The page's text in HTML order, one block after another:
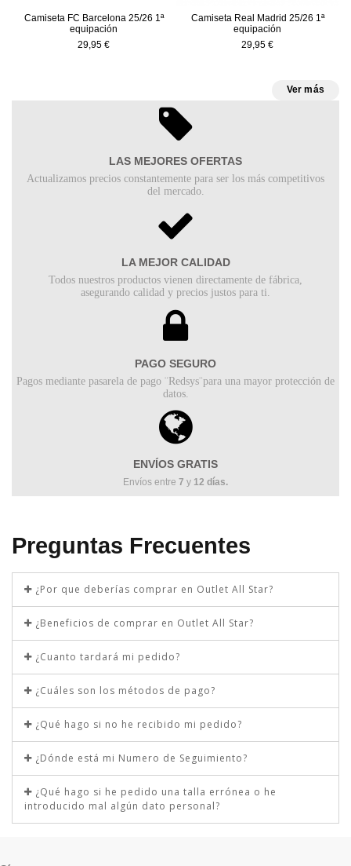
Camiseta FC Barcelona 25/26 1ª
equipación
29,95 €
Camiseta Real Madrid 25/26 1ª
equipación
29,95 €
Ver más
LAS MEJORES OFERTAS
Actualizamos precios constantemente para ser los más competitivos
del mercado.
LA MEJOR CALIDAD
Todos nuestros productos vienen directamente de fábrica,
asegurando calidad y precios justos para ti.
PAGO SEGURO
Pagos mediante pasarela de pago ¨Redsys¨para una mayor protección de
datos.
ENVÍOS GRATIS
Envíos entre 7 y 12 días.
Preguntas Frecuentes
¿Por que deberías comprar en Outlet All Star?
¿Beneficios de comprar en Outlet All Star?
¿Cuanto tardará mi pedido?
¿Cuáles son los métodos de pago?
¿Qué hago si no he recibido mi pedido?
¿Dónde está mi Numero de Seguimiento?
¿Qué hago si he pedido una talla errónea o he
introducido mal algún dato personal?